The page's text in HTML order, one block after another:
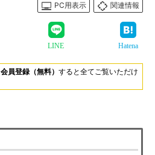
PC用表示
関連情報
LINE Hatena
会員登録（無料） すると全てご覧いただけ